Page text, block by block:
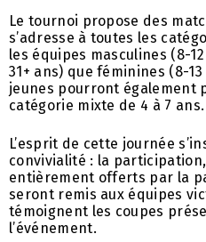
Le tournoi propose des
s’adresse à toutes les
les équipes masculines (8-
31+ ans) que féminines (8-13
jeunes pourront également
catégorie mixte de 4 à 7 ans.
L’esprit de cette journée
convivialité : la
entièrement offerts par la
seront remis aux équipes
témoignent les coupes
l’événement.